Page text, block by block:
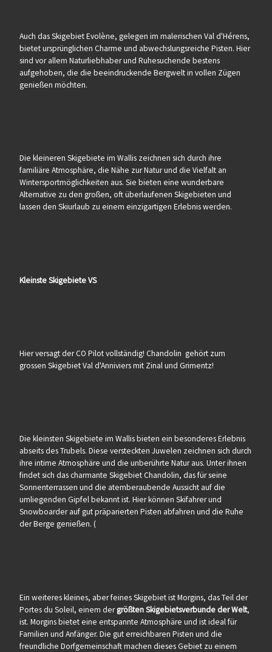
Auch das Skigebiet Evolène, gelegen im malerischen Val d'Hérens,
bietet ursprünglichen Charme und abwechslungsreiche Pisten. Hier
sind vor allem Naturliebhaber und Ruhesuchende bestens
aufgehoben, die die beeindruckende Bergwelt in vollen Zügen
genießen möchten.
Die kleineren Skigebiete im Wallis zeichnen sich durch ihre
familiäre Atmosphäre, die Nähe zur Natur und die Vielfalt an
Wintersportmöglichkeiten aus. Sie bieten eine wunderbare
Alternative zu den großen, oft überlaufenen Skigebieten und
lassen den Skiurlaub zu einem einzigartigen Erlebnis werden.
Kleinste Skigebiete VS
Hier versagt der CO Pilot vollständig! Chandolin gehört zum
grossen Skigebiet Val d'Anniviers mit Zinal und Grimentz!
Die kleinsten Skigebiete im Wallis bieten ein besonderes Erlebnis
abseits des Trubels. Diese versteckten Juwelen zeichnen sich durch
ihre intime Atmosphäre und die unberührte Natur aus. Unter ihnen
findet sich das charmante Skigebiet Chandolin, das für seine
Sonnenterrassen und die atemberaubende Aussicht auf die
umliegenden Gipfel bekannt ist. Hier können Skifahrer und
Snowboarder auf gut präparierten Pisten abfahren und die Ruhe
der Berge genießen. (
Ein weiteres kleines, aber feines Skigebiet ist Morgins, das Teil der
Portes du Soleil, einem dergrößten Skigebietsverbunde der Welt,
ist. Morgins bietet eine entspannte Atmosphäre und ist ideal für
Familien und Anfänger. Die gut erreichbaren Pisten und die
freundliche Dorfgemeinschaft machen dieses Gebiet zu einem